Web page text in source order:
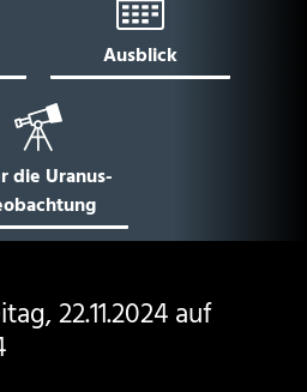
Ausblick
die Uranus­
22.11.2024 auf